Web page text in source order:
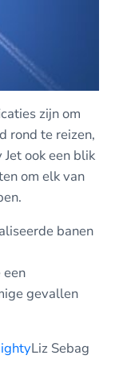
zijn om
rond te reizen,
ook een blik
om elk van
banen
gevallen
Liz Sebag